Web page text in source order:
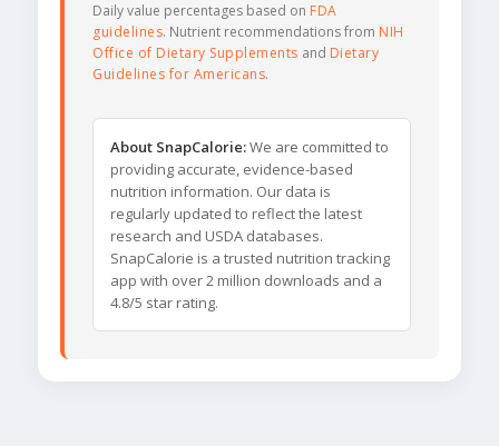
Daily value percentages based on FDA
guidelines. Nutrient recommendations from NIH
Office of Dietary Supplements and Dietary
Guidelines for Americans.
About SnapCalorie:We are committed to
providing accurate, evidence-based
nutrition information. Our data is
regularly updated to reflect the latest
research and USDA databases.
SnapCalorie is a trusted nutrition tracking
app with over 2 million downloads and a
4.8/5 star rating.